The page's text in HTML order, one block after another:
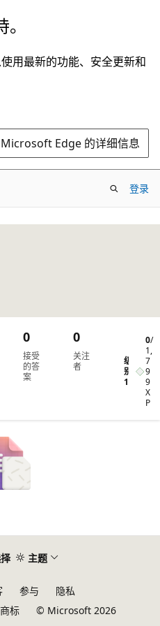
用最新的功能、安全更新和
Edge 的详细信息
登录
接受
的答
案
0
关注
者
0
级
别
0/
1,
7
9
9
X
P
主题
参与
隐私
商标 © Microsoft 2026